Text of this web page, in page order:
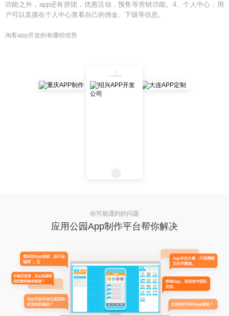
功能之外，app还有拼团，优惠活动，预售等营销功能。4、个人中心：用
户可以直接在个人中心查看自己的佣金、下级等信息。
淘客app开发的有哪些优势
你可能遇到的问题
应用公园App制作平台帮你解决